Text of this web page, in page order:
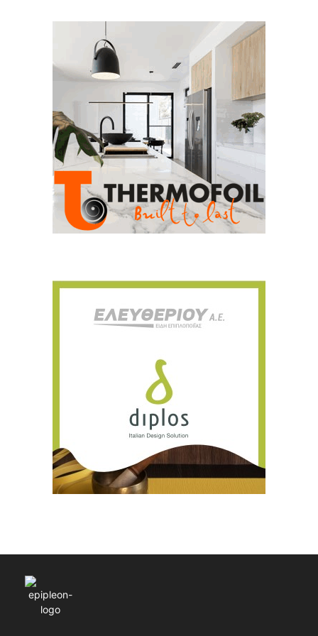
Για να μαθαίνετε πρώτοι τα νέα και όλες
τις τάσεις του κλάδου, εγγραφείτε στο
newsletter μας!
Email
Γράψτε εδώ το email σας
ΕΓΓΡΑΦΉ